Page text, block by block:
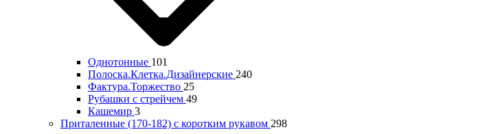
Однотонные 101
Полоска.Клетка.Дизайнерские 240
Фактура.Торжество 25
Рубашки с стрейчем 49
Кашемир 3
Приталенные (170-182) с коротким рукавом 298